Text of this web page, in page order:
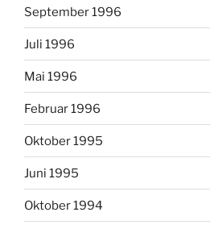
September 1996
Juli 1996
Mai 1996
Februar 1996
Oktober 1995
Juni 1995
Oktober 1994